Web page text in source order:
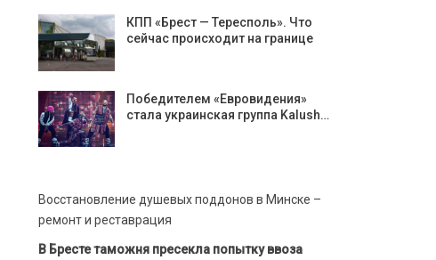
КПП «Брест — Тересполь». Что
сейчас происходит на границе
Победителем «Евровидения»
стала украинская группа Kalush…
Восстановление душевых поддонов в Минске –
ремонт и реставрация
В Бресте таможня пресекла попытку ввоза